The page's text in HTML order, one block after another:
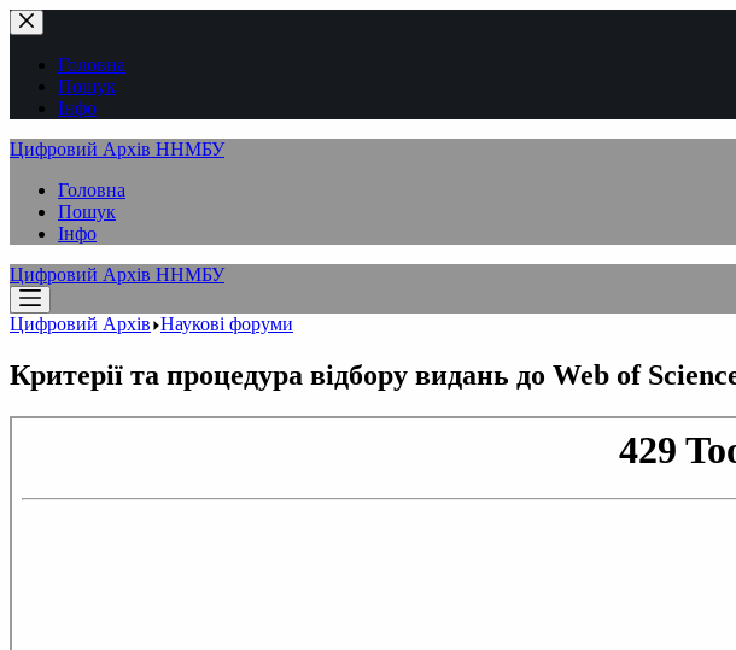
Перейти
до
вмістуГоловна
Пошук
Інфо
Цифровий Архів ННМБУ
Головна
Пошук
Інфо
Цифровий Архів ННМБУ
Цифровий Архів Наукові форуми
Критерії та процедура відбору видань до Web of